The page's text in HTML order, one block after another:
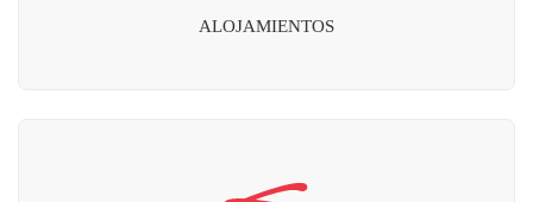
ALOJAMIENTOS